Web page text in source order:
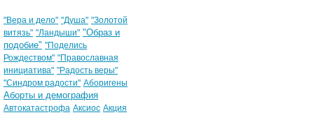
"Вера и дело" "Душа" "Золотой
витязь" "Ландыши" "Образ и
подобие" "Поделись
Рождеством" "Православная
инициатива" "Радость веры"
"Синдром радости" Аборигены
Аборты и демография
Автокатастрофа Аксиос Акция